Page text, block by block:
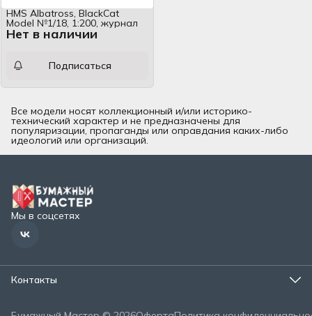
Нет в наличии
HMS Albatross, BlackCat
Model №1/18, 1:200, журнал
Подписаться
Все модели носят коллекционный и/или историко-
технический характер и не предназначены для
популяризации, пропаганды или оправдания каких-либо
идеологий или организаций.
Мы в соцсетях
Контакты